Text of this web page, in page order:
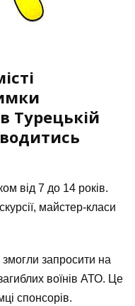
Турецькій
від 7 до 14 років.
майстер-класи
запросити на
воїнів АТО. Це
спонсорів.